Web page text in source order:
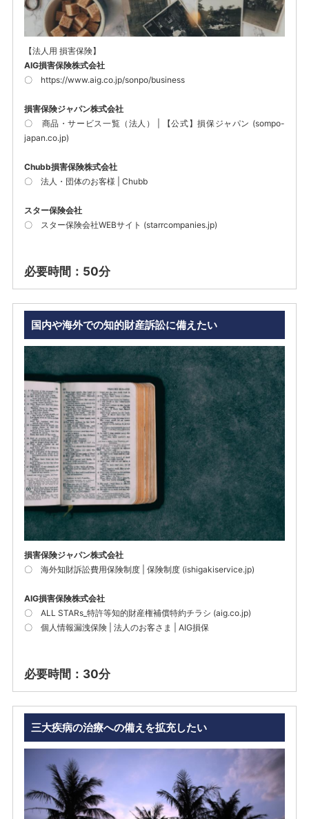
【法人用 損害保険】
AIG損害保険株式会社
〇 https://www.aig.co.jp/sonpo/business
損害保険ジャパン株式会社
〇 商品・サービス一覧（法人） | 【公式】損保ジャパン (sompo-
japan.co.jp)
Chubb損害保険株式会社
〇法人・団体のお客様 | Chubb
スター保険会社
〇
スター保険会社WEBサイト (starrcompanies.jp)
必要時間：50分
国内や海外での知的財産訴訟に備えたい
損害保険ジャパン株式会社
〇海外知財訴訟費用保険制度 | 保険制度 (ishigakiservice.jp)
AIG損害保険株式会社
〇ALL STARs_特許等知的財産権補償特約チラシ (aig.co.jp)
〇個人情報漏洩保険 | 法人のお客さま | AIG損保
必要時間：30分
三大疾病の治療への備えを拡充したい